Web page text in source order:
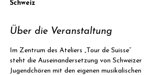
Schweiz
Über die Veranstaltung
Im Zentrum des Ateliers „Tour de Suisse“
steht die Auseinandersetzung von Schweizer
Jugendchören mit den eigenen musikalischen